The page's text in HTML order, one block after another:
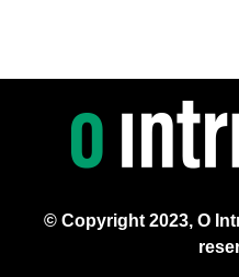
© Copyright 2023, O